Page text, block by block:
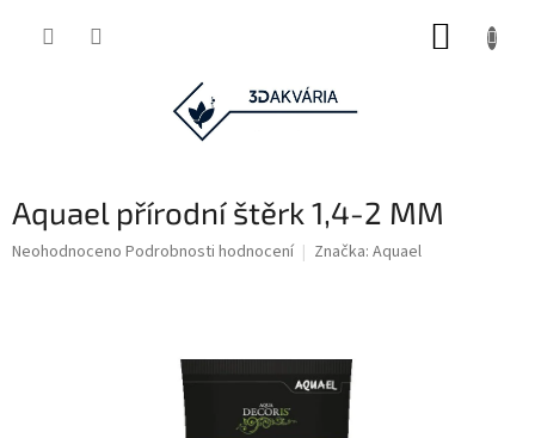
Aquael přírodní štěrk 1,4-2 MM
Průměrné
Neohodnoceno Podrobnosti hodnocení Značka: Aquael